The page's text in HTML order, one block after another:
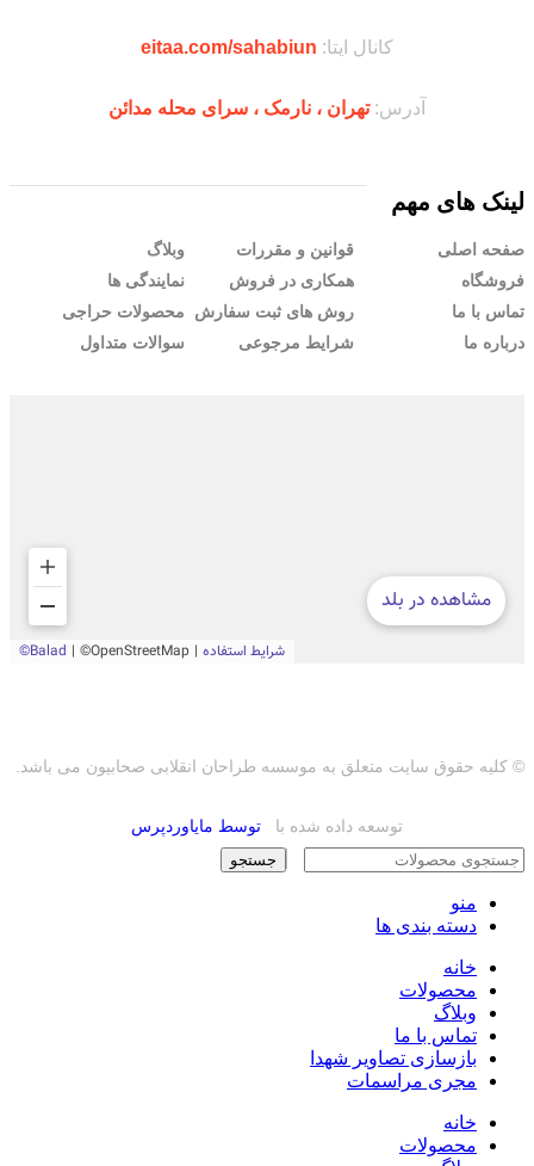
کانال ایتا: eitaa.com/sahabiun
آدرس:تهران ،‌ نارمک ، سرای محله مدائن
لینک های مهم
صفحه اصلی
فروشگاه
تماس با ما
درباره ما
قوانین و مقررات
همکاری در فروش
روش های ثبت سفارش
شرایط مرجوعی
وبلاگ
نمایندگی ها
محصولات حراجی
سوالات متداول
© کلیه حقوق سایت متعلق به موسسه طراحان انقلابی صحابیون می باشد.
توسعه داده شده با توسط مایاوردپرس
جستجو
منو
دسته بندی ها
خانه
محصولات
وبلاگ
تماس با ما
بازسازی تصاویر شهدا
مجری مراسمات
خانه
محصولات